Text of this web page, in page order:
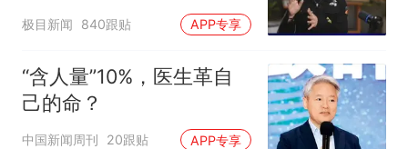
不易”，称自己买衣服80%
极目新闻 840跟贴 APP专享
“含人量”10%，医生革自
己的命？
中国新闻周刊 20跟贴 APP专享